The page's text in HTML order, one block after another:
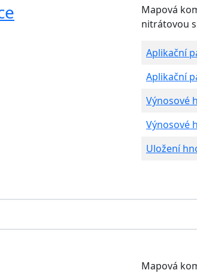
Mapová
nitrátovou
Aplikační
Aplikační
Výnosové
Výnosové
Uložení
Mapová